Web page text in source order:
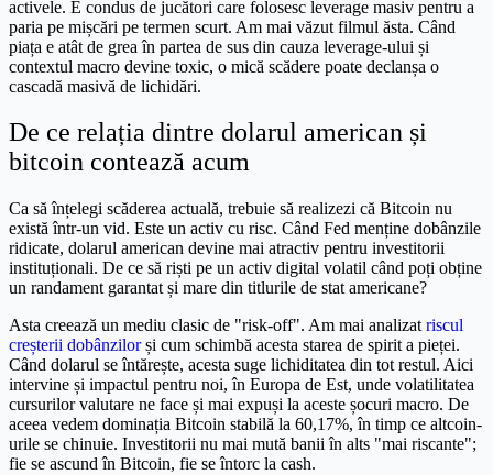
activele. E condus de jucători care folosesc leverage masiv pentru a
paria pe mișcări pe termen scurt. Am mai văzut filmul ăsta. Când
piața e atât de grea în partea de sus din cauza leverage-ului și
contextul macro devine toxic, o mică scădere poate declanșa o
cascadă masivă de lichidări.
De ce relația dintre dolarul american și
bitcoin contează acum
Ca să înțelegi scăderea actuală, trebuie să realizezi că Bitcoin nu
există într-un vid. Este un activ cu risc. Când Fed menține dobânzile
ridicate, dolarul american devine mai atractiv pentru investitorii
instituționali. De ce să riști pe un activ digital volatil când poți obține
un randament garantat și mare din titlurile de stat americane?
Asta creează un mediu clasic de "risk-off". Am mai analizat riscul
creșterii dobânzilorși cum schimbă acesta starea de spirit a pieței.
Când dolarul se întărește, acesta suge lichiditatea din tot restul. Aici
intervine și impactul pentru noi, în Europa de Est, unde volatilitatea
cursurilor valutare ne face și mai expuși la aceste șocuri macro. De
aceea vedem dominația Bitcoin stabilă la 60,17%, în timp ce altcoin-
urile se chinuie. Investitorii nu mai mută banii în alts "mai riscante";
fie se ascund în Bitcoin, fie se întorc la cash.